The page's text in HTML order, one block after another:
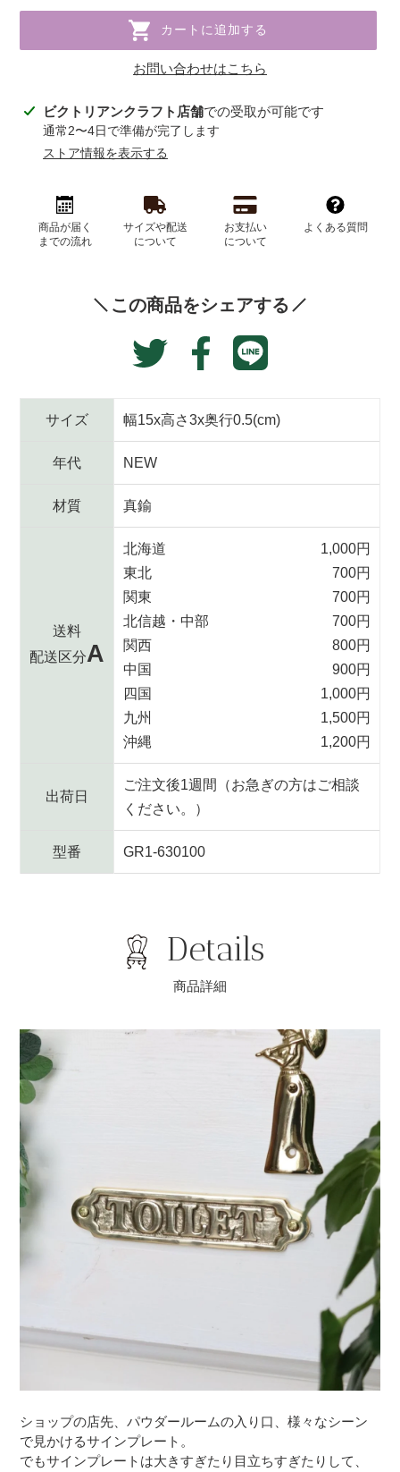
カートに追加する
お問い合わせはこちら
カ
ビクトリアンクラフト店舗での受取が可能です
通常2〜4日で準備が完了します
ストア情報を表示する
商品が届く
までの流れ
サイズや配送
について
お支払い
について
よくある質問
この商品をシェアする
Twitter
稿
Facebook
ェ
ア
Translation
missing:
サイズ 幅15x高さ3x奥行0.5(cm)
年代 NEW
材質 真鍮
送料
配送区分A
北海道
1,000円
東北
700円
関東
700円
北信越・中部
700円
関西
800円
中国
900円
四国
1,000円
九州
1,500円
沖縄
1,200円
出荷日
ご注文後1週間（お急ぎの方はご相談
ください。）
型番 GR1-630100
Details
商品詳細
ショップの店先、パウダールームの入り口、様々なシーン
で見かけるサインプレート。
でもサインプレートは大きすぎたり目立ちすぎたりして、